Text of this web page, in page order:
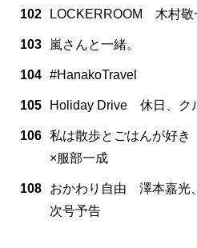
102 LOCKERROOM 木村敬
103 嵐さんと一緒。
104 #HanakoTravel
105 Holiday Drive 休日、ク
106 私は散歩とごはんが好き
×服部一成
108
おかわり自由 澤本嘉光
次号予告